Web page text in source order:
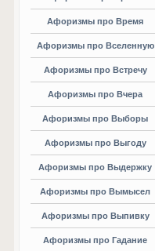
Афоризмы про Время
Афоризмы про Вселенную
Афоризмы про Встречу
Афоризмы про Вчера
Афоризмы про Выборы
Афоризмы про Выгоду
Афоризмы про Выдержку
Афоризмы про Вымысел
Афоризмы про Выпивку
Афоризмы про Гадание